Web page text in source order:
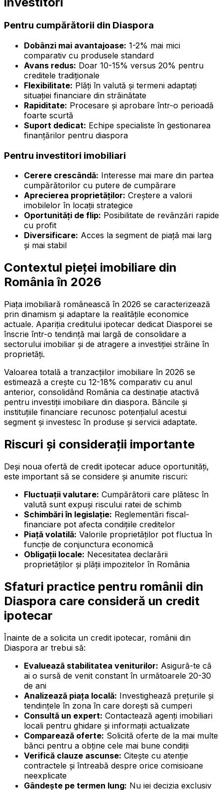
Pentru cumpărătorii din Diaspora
Dobânzi mai avantajoase: 1-2% mai mici
comparativ cu produsele standard
Avans redus: Doar 10-15% versus 20% pentru
creditele tradiționale
Flexibilitate: Plăți în valută și termeni adaptați
situației financiare din străinătate
Rapiditate: Procesare și aprobare într-o perioadă
foarte scurtă
Suport dedicat: Echipe specialiste în gestionarea
finanțărilor pentru diaspora
Pentru investitori imobiliari
Cerere crescândă: Interesse mai mare din partea
cumpărătorilor cu putere de cumpărare
Aprecierea proprietăților: Creștere a valorii
imobilelor în locații strategice
Oportunități de flip: Posibilitate de revânzări rapide
cu profit
Diversificare: Acces la segment de piață mai larg
și mai stabil
Contextul pieței imobiliare din
România în 2026
Piața imobiliară românească în 2026 se caracterizează
prin dinamism și adaptare la realitățile economice
actuale. Apariția creditului ipotecar dedicat Diasporei se
înscrie într-o tendință mai largă de consolidare a
sectorului imobiliar și de atragere a investiției străine în
proprietăți.
Valoarea totală a tranzacțiilor imobiliare în 2026 se
estimează a crește cu 12-18% comparativ cu anul
anterior, consolidând România ca destinație atactivă
pentru investiții imobiliare din diaspora. Băncile și
instituțiile financiare recunosc potențialul acestui
segment și investesc în produse și servicii adaptate.
Riscuri și considerații importante
Deși noua ofertă de credit ipotecar aduce oportunități,
este important să se considere și anumite riscuri:
Fluctuații valutare: Cumpărătorii care plătesc în
valută sunt expuși riscului ratei de schimb
Schimbări în legislație: Reglementări fiscal-
financiare pot afecta condițiile creditelor
Piață volatilă: Valorile proprietăților pot fluctua în
funcție de conjunctura economică
Obligații locale: Necesitatea declarării
proprietăților și plății impozitelor în România
Sfaturi practice pentru românii din
Diaspora care consideră un credit
ipotecar
Înainte de a solicita un credit ipotecar, românii din
Diaspora ar trebui să:
Evaluează stabilitatea veniturilor: Asigură-te că
ai o sursă de venit constant în următoarele 20-30
de ani
Analizează piața locală: Investighează prețurile și
tendințele în zona în care dorești să cumperi
Consultă un expert: Contactează agenți imobiliari
locali pentru ghidare și informații actualizate
Comparează oferte: Solicită oferte de la mai multe
bănci pentru a obține cele mai bune condiții
Verifică clauze ascunse: Citește cu atenție
contractele și întreabă despre orice comisioane
neexplicate
Gândește pe termen lung: Nu iei decizia exclusiv